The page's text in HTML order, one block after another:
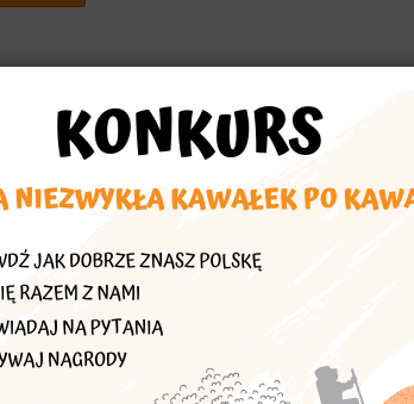
austeria z